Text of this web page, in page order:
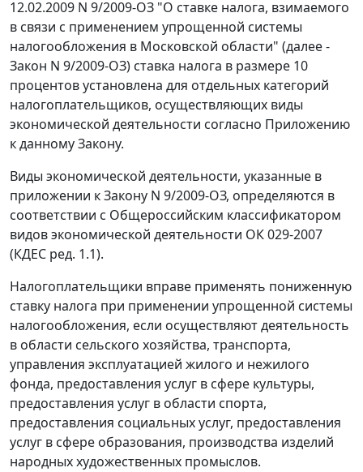
12.02.2009 N 9/2009-ОЗ "О ставке налога, взимаемого
в связи с применением упрощенной системы
налогообложения в Московской области" (далее -
Закон N 9/2009-ОЗ) ставка налога в размере 10
процентов установлена для отдельных категорий
налогоплательщиков, осуществляющих виды
экономической деятельности согласно Приложению
к данному Закону.
Виды экономической деятельности, указанные в
приложении к Закону N 9/2009-ОЗ, определяются в
соответствии с Общероссийским классификатором
видов экономической деятельности ОК 029-2007
(КДЕС ред. 1.1).
Налогоплательщики вправе применять пониженную
ставку налога при применении упрощенной системы
налогообложения, если осуществляют деятельность
в области сельского хозяйства, транспорта,
управления эксплуатацией жилого и нежилого
фонда, предоставления услуг в сфере культуры,
предоставления услуг в области спорта,
предоставления социальных услуг, предоставления
услуг в сфере образования, производства изделий
народных художественных промыслов.